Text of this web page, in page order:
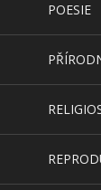
POESIE